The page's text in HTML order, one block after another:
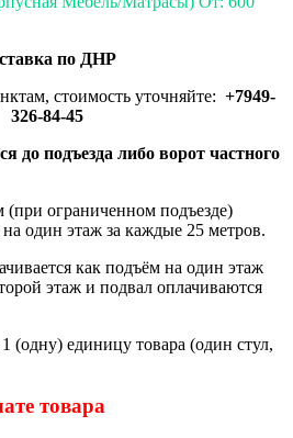
по ДНР
стоимость уточняйте: +7949-
326-84-45
до подъезда либо ворот частного
ограниченном подъезде)
один этаж за каждые 25 метров.
как подъём на один этаж
этаж и подвал оплачиваются
(одну) единицу товара (один стул,
товара